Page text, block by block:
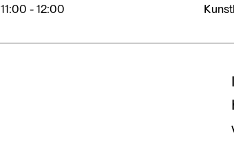
11:00 - 12:00